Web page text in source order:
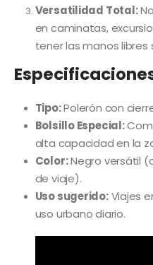
Versatilidad Total:
en caminatas,
tener las manos libres
Tipo:Polerón con
Bolsillo Especial:
alta capacidad en la
Color:Negro versátil
de viaje).
Uso sugerido:Viajes
uso urbano diario.